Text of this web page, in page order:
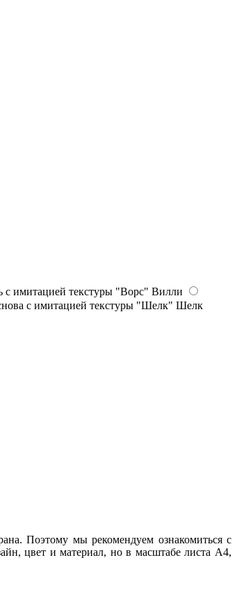
Вилли
Шелк
Поэтому мы рекомендуем ознакомиться с
цвет и материал, но в масштабе листа А4,